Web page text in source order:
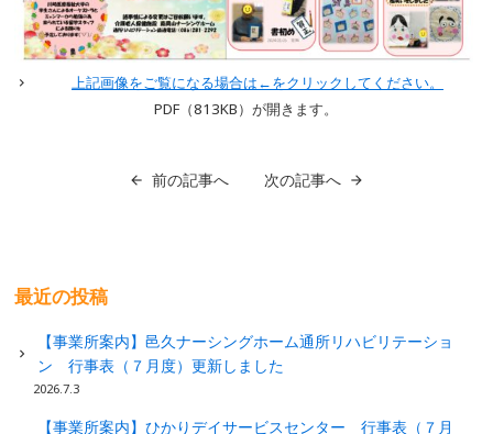
上記画像をご覧になる場合は←をクリックしてください。
PDF（813KB）が開きます。
前の記事へ 次の記事へ
最近の投稿
【事業所案内】邑久ナーシングホーム通所リハビリテーショ
ン 行事表（７月度）更新しました
2026.7.3
【事業所案内】ひかりデイサービスセンター 行事表（７月